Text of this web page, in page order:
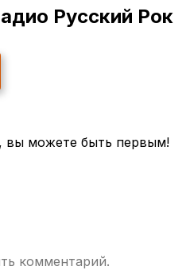
Русский Рок
вы можете быть первым!
комментарий.